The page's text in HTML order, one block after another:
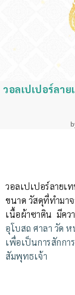
วอลเปเปอร์ลา
วอลเปเปอร์ลาย
ขนาด วัสดุที่ทำมา
เนื้อผ้าซาติน มีคว
อุโบสถ ศาลา วัด
เพื่อเป็นการสักกา
สัมพุทธเจ้า